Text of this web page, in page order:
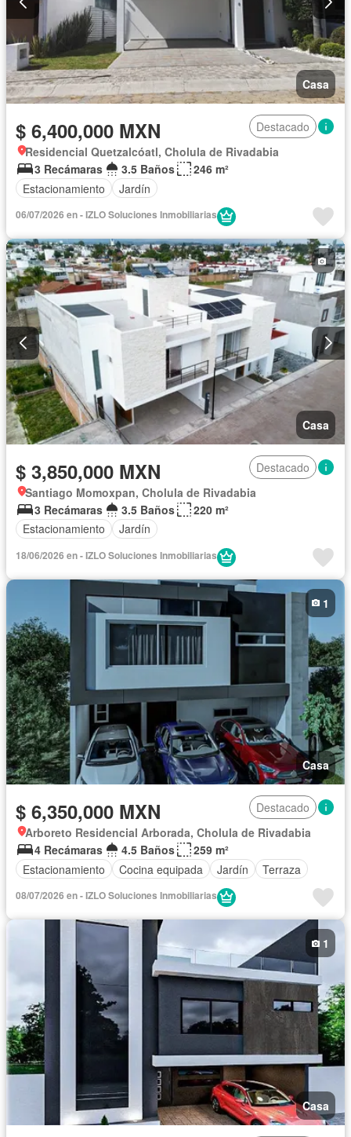
Casa
$ 6,400,000 MXN
Destacado
Residencial Quetzalcóatl, Cholula de Rivadabia
3 Recámaras
3.5 Baños
246 m²
Estacionamiento
Jardín
06/07/2026 en - IZLO Soluciones Inmobiliarias
Casa
$ 3,850,000 MXN
Destacado
Santiago Momoxpan, Cholula de Rivadabia
3 Recámaras
3.5 Baños
220 m²
Estacionamiento
Jardín
18/06/2026 en - IZLO Soluciones Inmobiliarias
Casa
1
$ 6,350,000 MXN
Destacado
Arboreto Residencial Arborada, Cholula de Rivadabia
4 Recámaras
4.5 Baños
259 m²
Estacionamiento
Cocina equipada Jardín Terraza
08/07/2026 en - IZLO Soluciones Inmobiliarias
Casa
1